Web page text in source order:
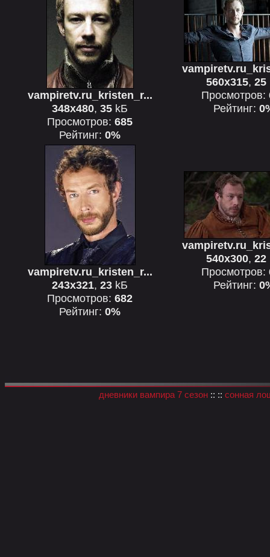
vampiretv.ru_kristen_r...
348x480, 35 kБ
Просмотров: 685
Рейтинг: 0%
560x315, 25
Просмотров:
Рейтинг:
vampiretv.ru_kristen_r...
243x321, 23 kБ
Просмотров: 682
Рейтинг: 0%
540x300, 22
Просмотров:
Рейтинг:
дневники вампира 7 сезон:: :: сонная